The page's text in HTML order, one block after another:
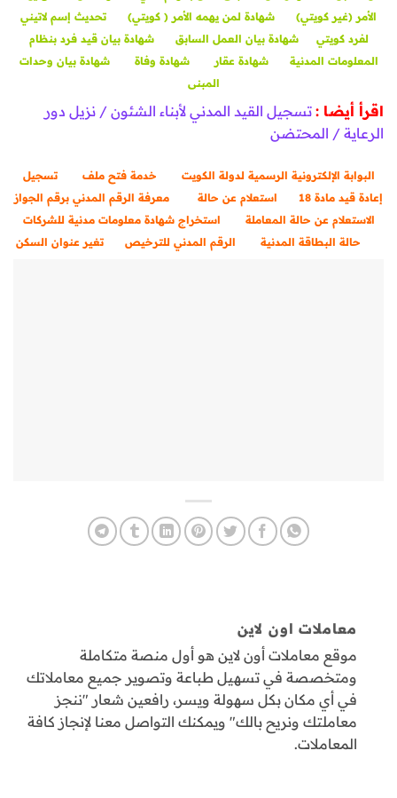
الأمر (غير كويتي)
شهادة لمن يهمه الأمر ( كويتي)
تحديث إسم لاتيني
لفرد كويتي
شهادة بيان العمل السابق
شهادة بيان قيد فرد بنظام
المعلومات المدنية
شهادة عقار شهادة وفاة
شهادة بيان وحدات
المبنى
اقرأ أيضا : تسجيل القيد المدني لأبناء الشئون / نزيل دور
الرعاية / المحتضن
البوابة الإلكترونية الرسمية لدولة الكويت خدمة فتح ملف
تسجيل
إعادة قيد مادة 18
استعلام عن حالة
معرفة الرقم المدني برقم الجواز
الاستعلام عن حالة المعاملة
استخراج شهادة معلومات مدنية للشركات
حالة البطاقة المدنية
الرقم المدني للترخيص تغير عنوان السكن
معاملات اون لاين
موقع معاملات أون لاين هو أول منصة متكاملة
ومتخصصة في تسهيل طباعة وتصوير جميع معاملاتك
في أي مكان بكل سهولة ويسر، رافعين شعار "ننجز
معاملتك ونريح بالك" ويمكنك التواصل معنا لإنجاز كافة
المعاملات.